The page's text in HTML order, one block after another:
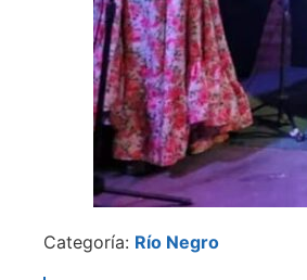
Categoría: Río Negro